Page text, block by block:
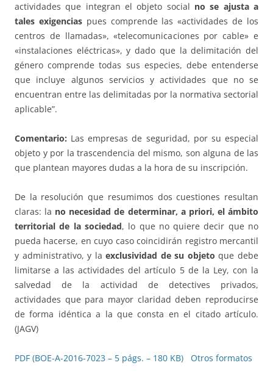
actividades que integran el objeto social no se ajusta a
tales exigenciaspues comprende las «actividades de los
centros de llamadas», «telecomunicaciones por cable» e
«instalaciones eléctricas», y dado que la delimitación del
género comprende todas sus especies, debe entenderse
que incluye algunos servicios y actividades que no se
encuentran entre las delimitadas por la normativa sectorial
aplicable”.
Comentario: Las empresas de seguridad, por su especial
objeto y por la trascendencia del mismo, son alguna de las
que plantean mayores dudas a la hora de su inscripción.
De la resolución que resumimos dos cuestiones resultan
claras: la no necesidad de determinar, a priori, el ámbito
territorial de la sociedad, lo que no quiere decir que no
pueda hacerse, en cuyo caso coincidirán registro mercantil
y administrativo, y laexclusividad de su objeto que debe
limitarse a las actividades del artículo 5 de la Ley, con la
salvedad de la actividad de detectives privados,
actividades que para mayor claridad deben reproducirse
de forma idéntica a la que consta en el citado artículo.
(JAGV)
PDF (BOE-A-2016-7023 – 5 págs. – 180 KB) Otros formatos